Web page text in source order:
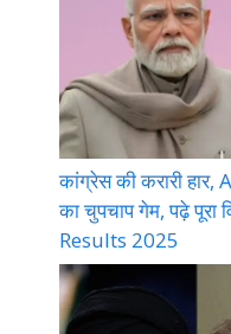
कांग्रेस की करारी हार,
का चुपचाप गेम, पढ़े
Results 2025